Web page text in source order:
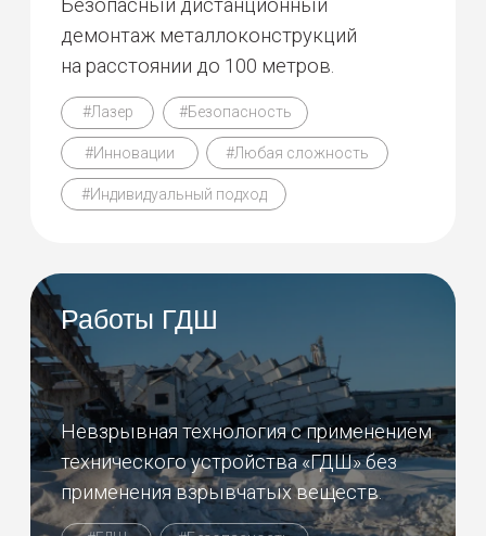
Режим работы офиса
Савушкина 126 Б, БЦ
"Атлантик Сити"
Пн - Пт (9:00 - 18:00)
ГК "АРАСАР"
Механизированный демонтаж
Алмазные технологии
Рециклинг и переработка
Экология и проектирование
Специальные работы
Наши проекты
Оборудование
Новости
Контакты